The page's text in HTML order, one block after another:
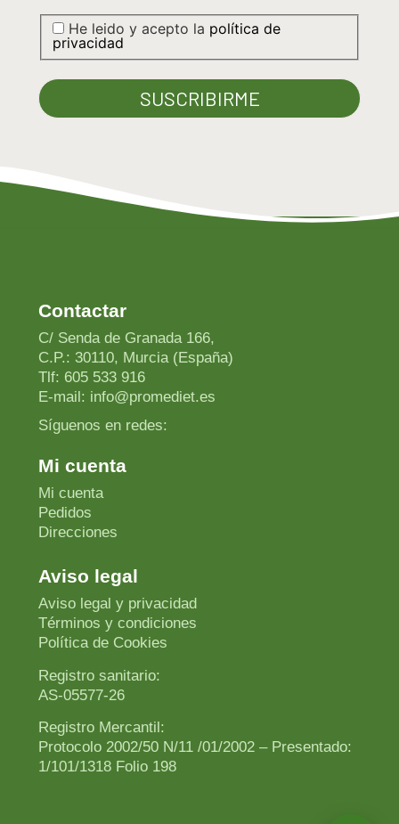
Simples
0g
Sal
He leido y acepto la política de
privacidad
Contactar
C/ Senda de Granada 166,
C.P.: 30110, Murcia (España)
Tlf: 605 533 916
E-mail: info@promediet.es
Síguenos en redes:
Mi cuenta
Mi cuenta
Pedidos
Direcciones
Aviso legal
Aviso legal y privacidad
Términos y condiciones
Política de Cookies
Registro sanitario:
AS-05577-26
Registro Mercantil:
Protocolo 2002/50 N/11 /01/2002 – Presentado:
1/101/1318 Folio 198